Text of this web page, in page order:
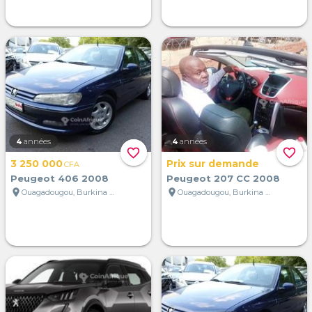
favorite_border
4 années
3 250 000CFA
Peugeot 406 2008
location_on
Ouagadougou, Burkina Faso
favorite_border
4 années
Prix sur demande
Peugeot 207 CC 2008
location_on
Ouagadougou, Burkina Faso